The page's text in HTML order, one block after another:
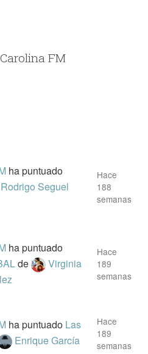
FM
ha puntuado
Rodrigo Seguel
Hace
188
semanas
ha puntuado
de
Virginia
Hace
189
semanas
ha puntuado Las
Enrique García
Hace
189
semanas